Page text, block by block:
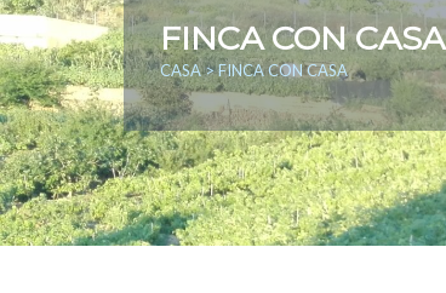
FINCA CON CASA
CASA> FINCA CON CASA